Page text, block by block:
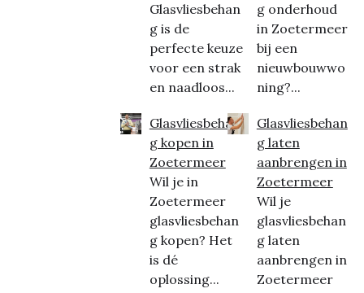
Glasvliesbehan
g is de
perfecte keuze
voor een strak
en naadloos...
Glasvliesbehan
g kopen in
Zoetermeer
Wil je in
Zoetermeer
glasvliesbehan
g kopen? Het
is dé
oplossing...
g onderhoud
in Zoetermeer
bij een
nieuwbouwwo
ning?...
Glasvliesbehan
g laten
aanbrengen in
Zoetermeer
Wil je
glasvliesbehan
g laten
aanbrengen in
Zoetermeer